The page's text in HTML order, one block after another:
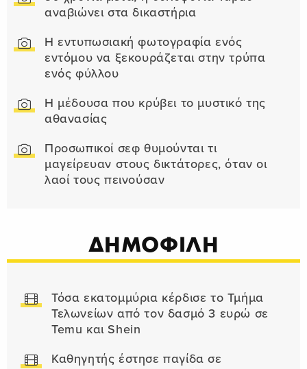
αναβιώνει στα δικαστήρια
Η εντυπωσιακή φωτογραφία ενός
εντόμου να ξεκουράζεται στην τρύπα
ενός φύλλου
Η μέδουσα που κρύβει το μυστικό της
αθανασίας
Προσωπικοί σεφ θυμούνται τι
μαγείρευαν στους δικτάτορες, όταν οι
λαοί τους πεινούσαν
ΔΗΜΟΦΙΛΗ
Τόσα εκατομμύρια κέρδισε το Τμήμα
Τελωνείων από τον δασμό 3 ευρώ σε
Temu και Shein
Καθηγητής έστησε παγίδα σε